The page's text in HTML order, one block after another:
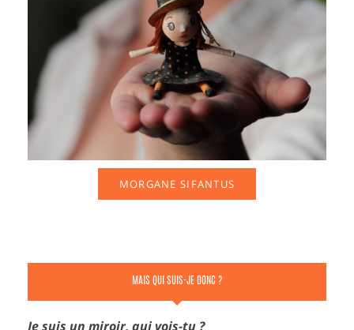
MORGANE SIFANTUS
MAIS QUI SUIS-JE DONC ?
Je suis un miroir, qui vois-tu ?